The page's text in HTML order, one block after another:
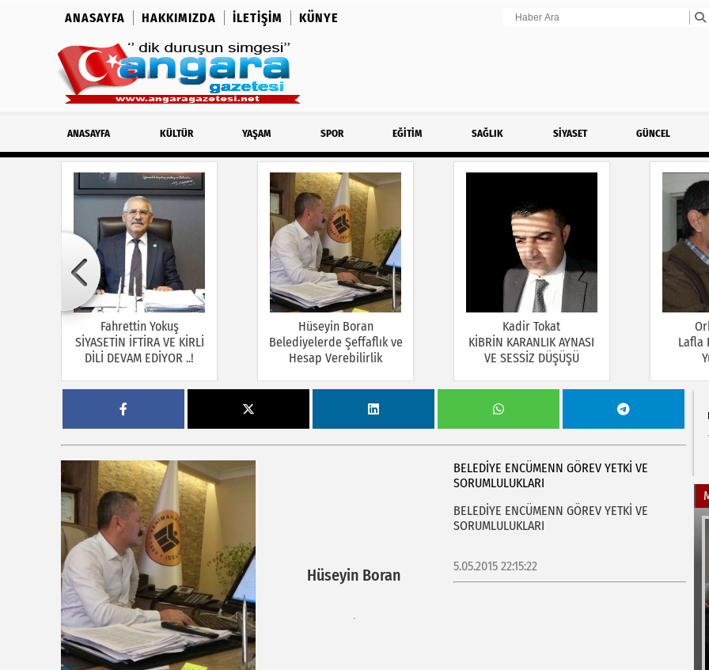
ANASAYFA HAKKIMIZDA İLETIŞIM KÜNYE
ANASAYFA KÜLTÜR YAŞAM SPOR EĞİTİM SAĞLIK SİYASET GÜNCEL
Fahrettin Yokuş
SİYASETİN İFTİRA VE KİRLİ
DİLİ DEVAM EDİYOR ..!
Hüseyin Boran
Belediyelerde Şeffaflık ve
Hesap Verebilirlik
Kadir Tokat
KİBRİN KARANLIK AYNASI
VE SESSİZ DÜŞÜŞÜ
Lafla
Hüseyin Boran
BELEDİYE ENCÜMENN GÖREV YETKİ VE
SORUMLULUKLARI
BELEDİYE ENCÜMENN GÖREV YETKİ VE
SORUMLULUKLARI
5.05.2015 22:15:22